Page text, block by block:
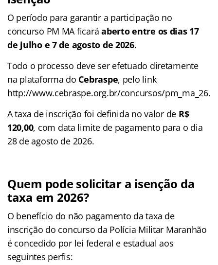
O período para garantir a participação no
concurso PM MA ficaráaberto entre os dias 17
de julho e 7 de agosto de 2026.
Todo o processo deve ser efetuado diretamente
na plataforma do Cebraspe, pelo link
http://www.cebraspe.org.br/concursos/pm_ma_26.
A taxa de inscrição foi definida no valor de R$
120,00, com data limite de pagamento para o dia
28 de agosto de 2026.
Quem pode solicitar a isenção da
taxa em 2026?
O benefício do não pagamento da taxa de
inscrição do concurso da Polícia Militar Maranhão
é concedido por lei federal e estadual aos
seguintes perfis: